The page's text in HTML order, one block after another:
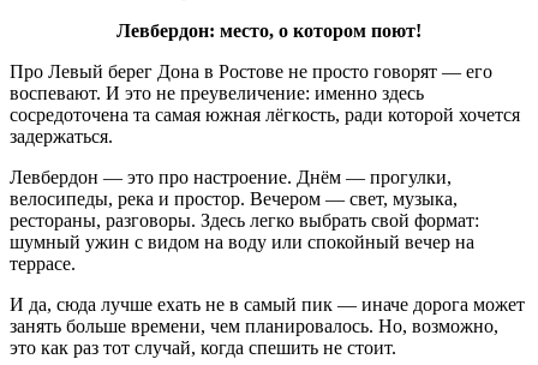
Левбердон: место, о котором поют!
Про Левый берег Дона в Ростове не просто говорят — его
воспевают. И это не преувеличение: именно здесь
сосредоточена та самая южная лёгкость, ради которой хочется
задержаться.
Левбердон — это про настроение. Днём — прогулки,
велосипеды, река и простор. Вечером — свет, музыка,
рестораны, разговоры. Здесь легко выбрать свой формат:
шумный ужин с видом на воду или спокойный вечер на
террасе.
И да, сюда лучше ехать не в самый пик — иначе дорога может
занять больше времени, чем планировалось. Но, возможно,
это как раз тот случай, когда спешить не стоит.